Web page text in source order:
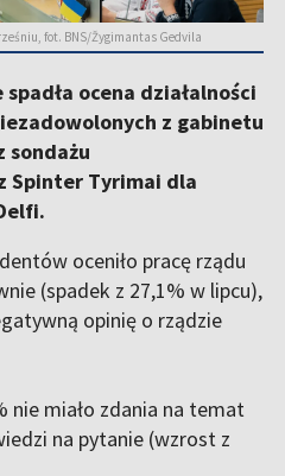
fot. BNS/Žygimantas Gedvila
ocena działalności
z gabinetu
sondażu
Spinter Tyrimai dla
oceniło pracę rządu
(spadek z 27,1% w lipcu),
opinię o rządzie
nie miało zdania na temat
na pytanie (wzrost z